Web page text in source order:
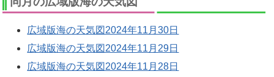
広域版海の天気図2024年11月30日
広域版海の天気図2024年11月29日
広域版海の天気図2024年11月28日